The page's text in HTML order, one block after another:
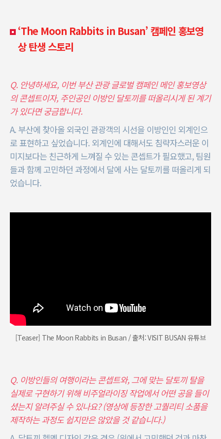
‘The Moon Rabbits in Busan’ 캠페인 홍보영
상 탄생 스토리
Q. 안녕하세요, 이번 부산 관광 글로벌 캠페인 메인 홍보영상
의 콘셉트이자, 주인공인 이방인 달토끼를 떠올리시게 된 계기
가 있다면 궁금합니다.
A. 부산에 찾아올 외국인 관광객의 시선을 이방인인 외계인으
로 표현하고 싶었습니다. 외계인에 대해서도 침략자스러운 이
미지보다는 친근하게 느껴질 수 있는 콘셉트가 필요했고, 팀원
들과 함께 고민하던 과정에서 달에 사는 달토끼를 떠올리게 되
었습니다.
[Teaser] The Moon Rabbits in Busan / 출처: VISIT BUSAN 유튜브
Q. 이방인들의 여행이라는 콘셉트와, 그에 맞는 달토끼 탈을
실제로 구현하기 위해 비주얼라이징 작업에서 어떤 공을 들이
셨는지 알려주실 수 있나요? (영상에 등장한 고퀄리티 소품을
제작하는 과정도 쉽지만은 않았을 것 같습니다.)